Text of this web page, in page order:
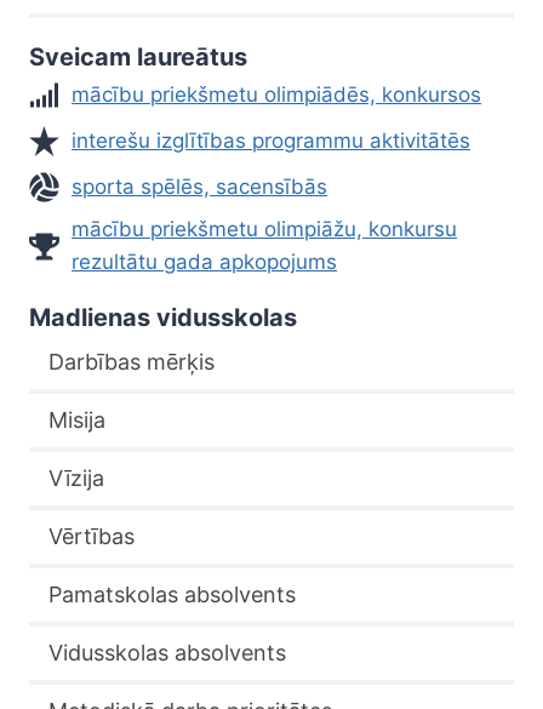
Sveicam laureātus
mācību priekšmetu olimpiādēs, konkursos
interešu izglītības programmu aktivitātēs
sporta spēlēs, sacensībās
mācību priekšmetu olimpiāžu, konkursu
rezultātu gada apkopojums
Madlienas vidusskolas
Darbības mērķis
Misija
Vīzija
Vērtības
Pamatskolas absolvents
Vidusskolas absolvents